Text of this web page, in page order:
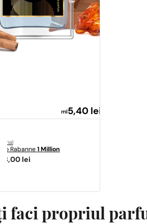
ml 5,40 lei
Rabanne 1 Million
lei
faci propriul